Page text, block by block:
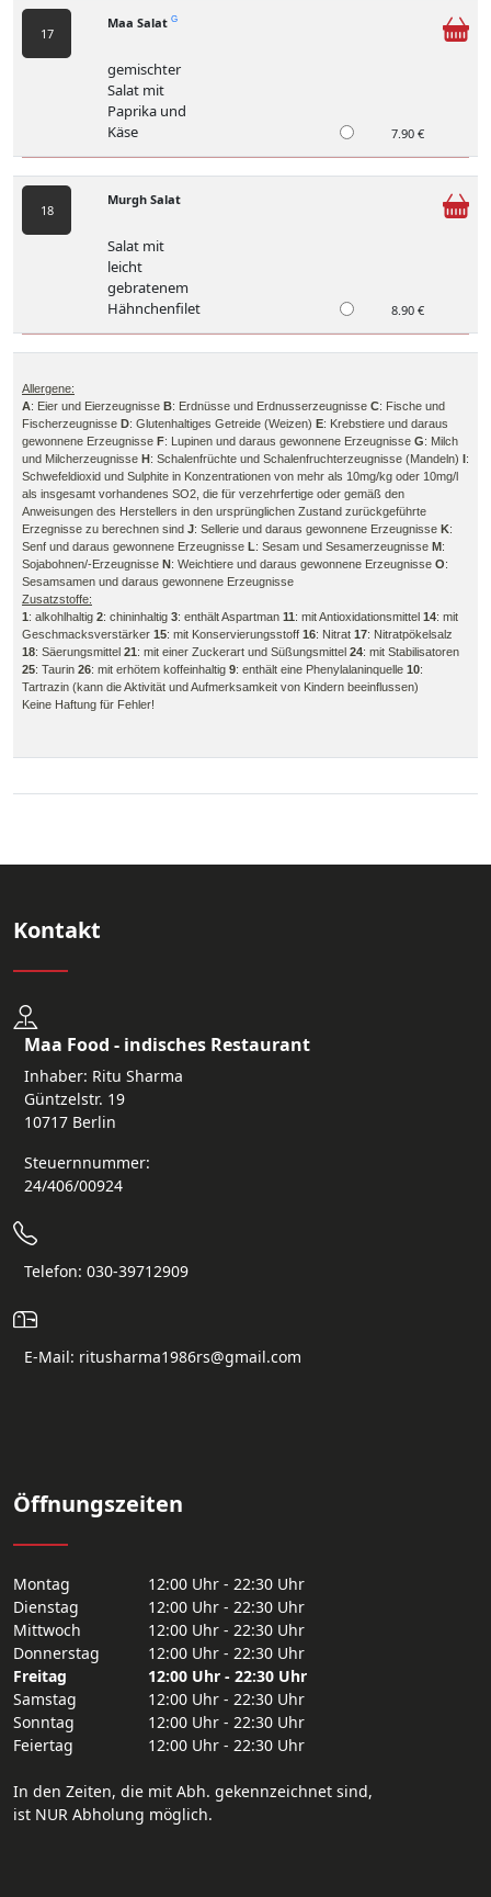
17
Maa Salat G
gemischter
Salat mit
Paprika und
Käse
7.90 €
18
Murgh Salat
Salat mit
leicht
gebratenem
Hähnchenfilet
8.90 €
Allergene:
A: Eier und Eierzeugnisse B: Erdnüsse und Erdnusserzeugnisse C: Fische und
Fischerzeugnisse D: Glutenhaltiges Getreide (Weizen) E: Krebstiere und daraus
gewonnene Erzeugnisse F: Lupinen und daraus gewonnene Erzeugnisse G: Milch
und Milcherzeugnisse H: Schalenfrüchte und Schalenfruchterzeugnisse (Mandeln) I:
Schwefeldioxid und Sulphite in Konzentrationen von mehr als 10mg/kg oder 10mg/l
als insgesamt vorhandenes SO2, die für verzehrfertige oder gemäß den
Anweisungen des Herstellers in den ursprünglichen Zustand zurückgeführte
Erzegnisse zu berechnen sind J: Sellerie und daraus gewonnene Erzeugnisse K:
Senf und daraus gewonnene Erzeugnisse L: Sesam und Sesamerzeugnisse M:
Sojabohnen/-Erzeugnisse N: Weichtiere und daraus gewonnene Erzeugnisse O:
Sesamsamen und daraus gewonnene Erzeugnisse
Zusatzstoffe:
1: alkohlhaltig 2: chininhaltig 3: enthält Aspartman 11: mit Antioxidationsmittel 14: mit
Geschmacksverstärker 15: mit Konservierungsstoff 16: Nitrat 17: Nitratpökelsalz
18: Säerungsmittel 21: mit einer Zuckerart und Süßungsmittel 24: mit Stabilisatoren
25: Taurin 26: mit erhötem koffeinhaltig 9: enthält eine Phenylalaninquelle 10:
Tartrazin (kann die Aktivität und Aufmerksamkeit von Kindern beeinflussen)
Keine Haftung für Fehler!
Kontakt
Maa Food - indisches Restaurant
Inhaber: Ritu Sharma
Güntzelstr. 19
10717 Berlin
Steuernnummer:
24/406/00924
Telefon: 030-39712909
E-Mail: ritusharma1986rs@gmail.com
Öffnungszeiten
Montag
12:00 Uhr - 22:30 Uhr
Dienstag
12:00 Uhr - 22:30 Uhr
Mittwoch
12:00 Uhr - 22:30 Uhr
Donnerstag
12:00 Uhr - 22:30 Uhr
Freitag
12:00 Uhr - 22:30 Uhr
Samstag
12:00 Uhr - 22:30 Uhr
Sonntag
12:00 Uhr - 22:30 Uhr
Feiertag
12:00 Uhr - 22:30 Uhr
In den Zeiten, die mit Abh. gekennzeichnet sind,
ist NUR Abholung möglich.